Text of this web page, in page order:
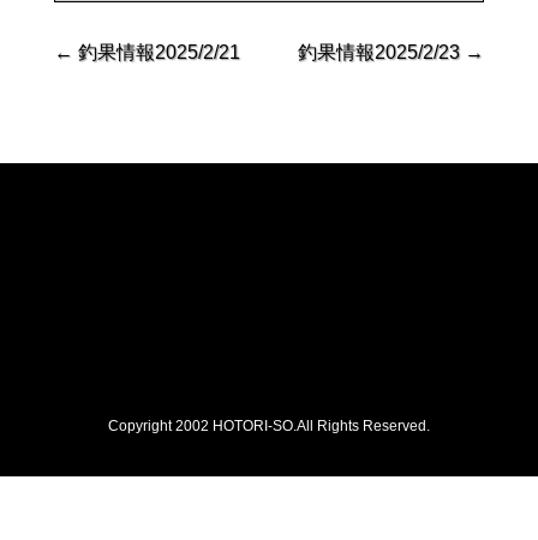
← 釣果情報2025/2/21 釣果情報2025/2/23 →
Copyright 2002 HOTORI-SO.All Rights Reserved.